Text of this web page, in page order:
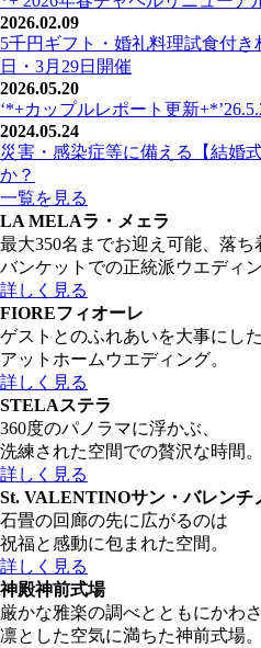
2026.02.09
5千円ギフト・婚礼料理試食付き
日・3月29日開催
2026.05.20
‘*+カップルレポート更新
2024.05.24
災害・感染症等に備える【結婚
か？
一覧を見る
LA MELAラ・メェラ
最大350名までお迎え可能、落ち
バンケットでの正統派ウエディン
詳しく見る
FIOREフィオーレ
ゲストとのふれあいを大事にした
アットホームウエディング。
詳しく見る
STELAステラ
360度のパノラマに浮かぶ、
洗練された空間での贅沢な時間。
詳しく見る
St. VALENTINOサン・バレンチ
石畳の回廊の先に広がるのは
祝福と感動に包まれた空間。
詳しく見る
神殿神前式場
厳かな雅楽の調べとともにかわ
凛とした空気に満ちた神前式場。